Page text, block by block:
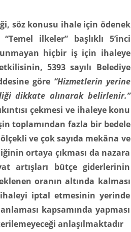
söz konusu ihale için ödenek
ilkeler” başlıklı 5’inci
hiçbir iş için ihaleye
5393 sayılı Belediye
göre “Hizmetlerin yerine
dikkate alınarak belirlenir.”
çekmesi ve ihaleye konu
toplamından fazla bir bedele
ve çok sayıda mekâna ve
ortaya çıkması da nazara
artışları bütçe giderlerinin
oranın altında kalması
iptal etmesinin yerinde
kapsamında yapması
anlaşılmaktadır